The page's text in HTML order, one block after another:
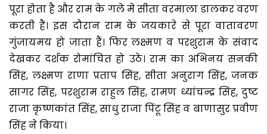
पूरा होता है और राम के गले मे सीता वरमाला डालकर वरण
करती हैं। इस दौरान राम के जयकारे से पूरा वातावरण
गुंजायमय हो जाता हैं। फिर लक्ष्मण व परशुराम के संवाद
देखकर दर्शक रोमांचित हो उठे। राम का अभिनय सनकी
सिंह, लक्ष्मण राणा प्रताप सिंह, सीता अनुराग सिंह, जनक
सागर सिंह, परशुराम राहुल सिंह, रामण ध्यांचन्द्र सिंह, दुष्ट
राजा कृष्णकांत सिंह, साधु राजा पिंटू सिंह व बाणासुर प्रवीण
सिंह ने किया।